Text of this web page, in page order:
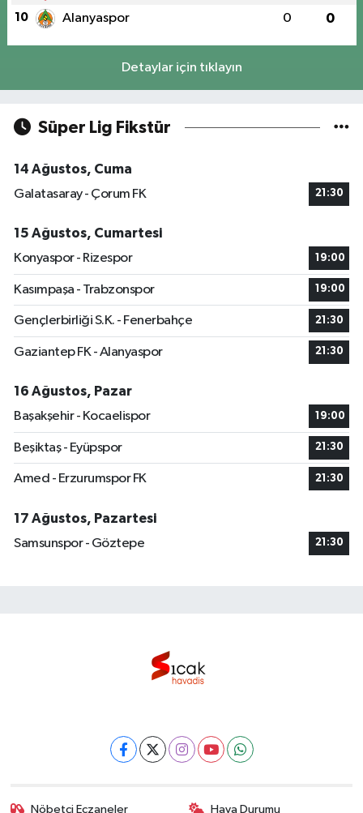
10 Alanyaspor 0 0
Detaylar için tıklayın
Süper Lig Fikstür
14 Ağustos, Cuma
Galatasaray - Çorum FK
21:30
15 Ağustos, Cumartesi
Konyaspor - Rizespor
19:00
Kasımpaşa - Trabzonspor 19:00
Gençlerbirliği S.K. - Fenerbahçe 21:30
Gaziantep FK - Alanyaspor 21:30
16 Ağustos, Pazar
Başakşehir - Kocaelispor
19:00
Beşiktaş - Eyüpspor 21:30
Amed - Erzurumspor FK 21:30
17 Ağustos, Pazartesi
Samsunspor - Göztepe
21:30
Nöbetçi Eczaneler Hava Durumu